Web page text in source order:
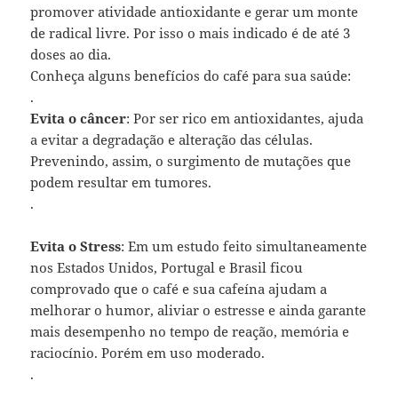
promover atividade antioxidante e gerar um monte
de radical livre. Por isso o mais indicado é de até 3
doses ao dia.
Conheça alguns benefícios do café para sua saúde:
.
Evita o câncer: Por ser rico em antioxidantes, ajuda
a evitar a degradação e alteração das células.
Prevenindo, assim, o surgimento de mutações que
podem resultar em tumores.
.
Evita o Stress: Em um estudo feito simultaneamente
nos Estados Unidos, Portugal e Brasil ficou
comprovado que o café e sua cafeína ajudam a
melhorar o humor, aliviar o estresse e ainda garante
mais desempenho no tempo de reação, memória e
raciocínio. Porém em uso moderado.
.